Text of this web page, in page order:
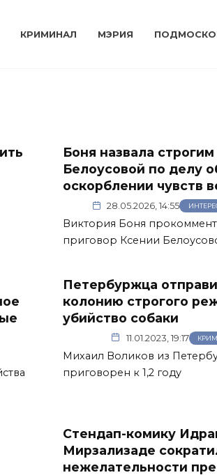
КРИМИНАЛ МЭРИЯ
Боня назвала
Белоусовой по делу
оскорблении чувств
28.05.2026, 14:55
Виктория Боня
приговор Ксении
Петербуржца
колонию строгого
убийство собаки
11.01.2023, 19:17
Михаил Воликов из
приговорен к 1,2 году
Стендап-комику
Мирзализаде
нежелательности